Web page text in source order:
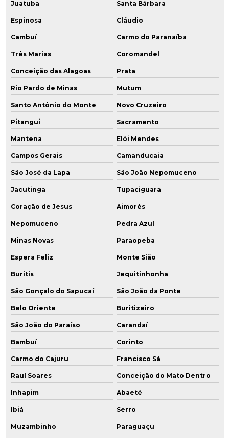
Sistema de remediação mpe
Sondagens ambientais
Juatuba Santa Bárbara
Espinosa Cláudio
Cambuí Carmo do Paranaíba
Três Marias Coromandel
Conceição das Alagoas Prata
Rio Pardo de Minas Mutum
Santo Antônio do Monte Novo Cruzeiro
Pitangui Sacramento
Mantena Elói Mendes
Campos Gerais Camanducaia
São José da Lapa São João Nepomuceno
Jacutinga Tupaciguara
Coração de Jesus Aimorés
Nepomuceno Pedra Azul
Minas Novas Paraopeba
Espera Feliz Monte Sião
Buritis Jequitinhonha
São Gonçalo do Sapucaí São João da Ponte
Belo Oriente Buritizeiro
São João do Paraíso Carandaí
Bambuí Corinto
Carmo do Cajuru Francisco Sá
Raul Soares Conceição do Mato Dentro
Inhapim Abaeté
Ibiá Serro
Muzambinho Paraguaçu